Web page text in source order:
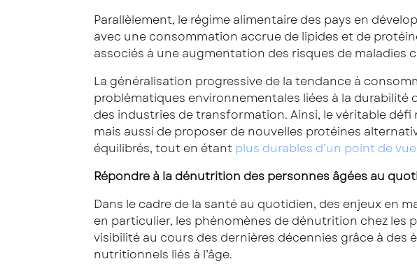
Parallèlement, le régime alimentaire des pays en
avec une consommation accrue de lipides et de
associés à une augmentation des risques de maladies
La généralisation progressive de la tendance à
problématiques environnementales liées à la durabilité
des industries de transformation. Ainsi, le véritable défi
mais aussi de proposer de nouvelles protéines
équilibrés, tout en étant plus durables d’un point de
Répondre à la dénutrition des personnes âgées au
Dans le cadre de la santé au quotidien, des enjeux en
en particulier, les phénomènes de dénutrition chez les
visibilité au cours des dernières décennies grâce à
nutritionnels liés à l’âge.